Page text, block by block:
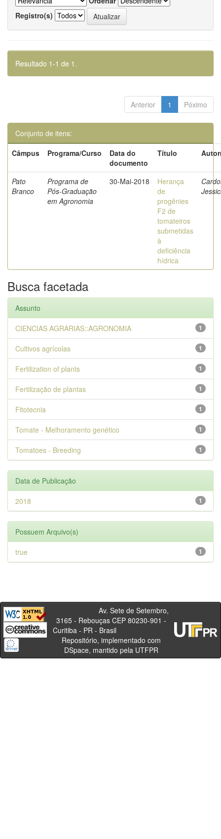
Registro(s)
Resultado 1-1 de 1.
Anterior 1 Póximo
Conjunto de itens:
Câmpus
Programa/Curso
Data do
documento
Título
Pato
Branco
Programa de
Pós-Graduação
em Agronomia
30-Mai-2018
Herança
de
progênies
F2 de
tomateiros
submetidas
à
deficiência
hídrica
Busca facetada
Assunto
1
CIENCIAS AGRARIAS::AGRONOMIA
1
Cultivos agrícolas
1
Fertilization of plants
1
Fertilização de plantas
1
Fitotecnia
1
Tomate - Melhoramento genético
1
Tomatoes - Breeding
Data de Publicação
1
2018
Possuem Arquivo(s)
1
true
Av. Sete de Setembro,
3165 - Rebouças CEP 80230-901 -
Curitiba - PR - Brasil
Repositório, implementado com
DSpace, mantido pela UTFPR